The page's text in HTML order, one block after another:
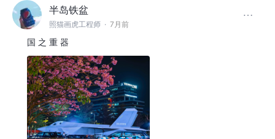
半岛铁盆
照猫画虎工程师 · 7月前
国 之 重 器